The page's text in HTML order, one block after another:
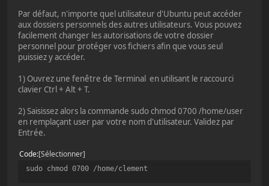
Par défaut, n'importe quel utilisateur d'Ubuntu peut accéder
aux dossiers personnels des autres utilisateurs. Vous pouvez
facilement changer les autorisations de votre dossier
personnel pour protéger vos fichiers afin que vous seul
puissiez y accéder.
1) Ouvrez une fenêtre de Terminal en utilisant le raccourci
clavier Ctrl + Alt + T.
2) Saisissez alors la commande sudo chmod 0700 /home/user
en remplaçant user par votre nom d'utilisateur. Validez par
Entrée.
Code Sélectionner
sudo chmod 0700 /home/clement